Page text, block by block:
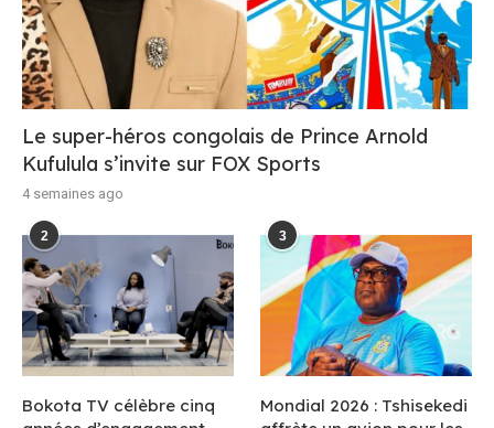
Le super-héros congolais de Prince Arnold
Kufulula s’invite sur FOX Sports
4 semaines ago
2
Bokota TV célèbre cinq
3
Mondial 2026 : Tshisekedi